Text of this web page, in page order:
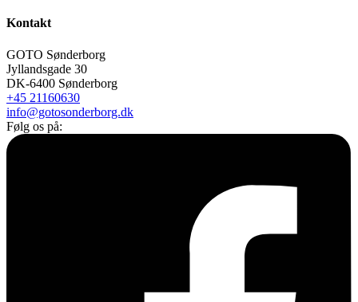
Kontakt
GOTO Sønderborg
Jyllandsgade 30
DK-6400 Sønderborg
+45 21160630
info@gotosonderborg.dk
Følg os på: